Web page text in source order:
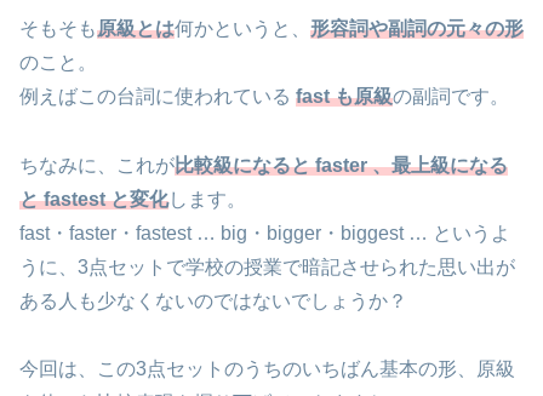
そもそも原級とは何かというと、 形容詞や副詞の元々の形
のこと。
例えばこの台詞に使われている fast も原級の副詞です。
ちなみに、これが比較級になると faster 、最上級になる
と fastest と変化します。
fast・faster・fastest … big・bigger・biggest … というよ
うに、3点セットで学校の授業で暗記させられた思い出が
ある人も少なくないのではないでしょうか？
今回は、この3点セットのうちのいちばん基本の形、原級